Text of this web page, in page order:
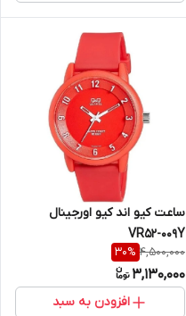
ساعت کیو اند کیو اورجینال
VR52-009Y
4,500,000
30%
3,130,000
افزودن به سبد